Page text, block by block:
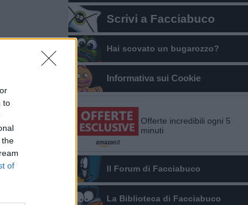
to
the
of
Scrivi a Facciabuco
Hai scovato un bugarozzo?
Informativa sui Cookie
Offerte incredibili ogni 5
minuti
Il Forum di Facciabuco
La Biblioteca di Facciabuco